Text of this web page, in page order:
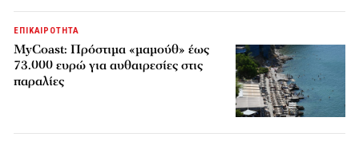
ΕΠΙΚΑΙΡΟΤΗΤΑ
MyCoast: Πρόστιμα «μαμούθ» έως
73.000 ευρώ για αυθαιρεσίες στις
παραλίες